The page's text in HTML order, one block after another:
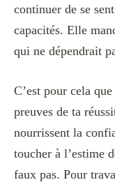
continuer de se
capacités. Elle
qui ne dépendrait
C’est pour cela
preuves de ta
nourrissent la
toucher à l’estime
faux pas. Pour